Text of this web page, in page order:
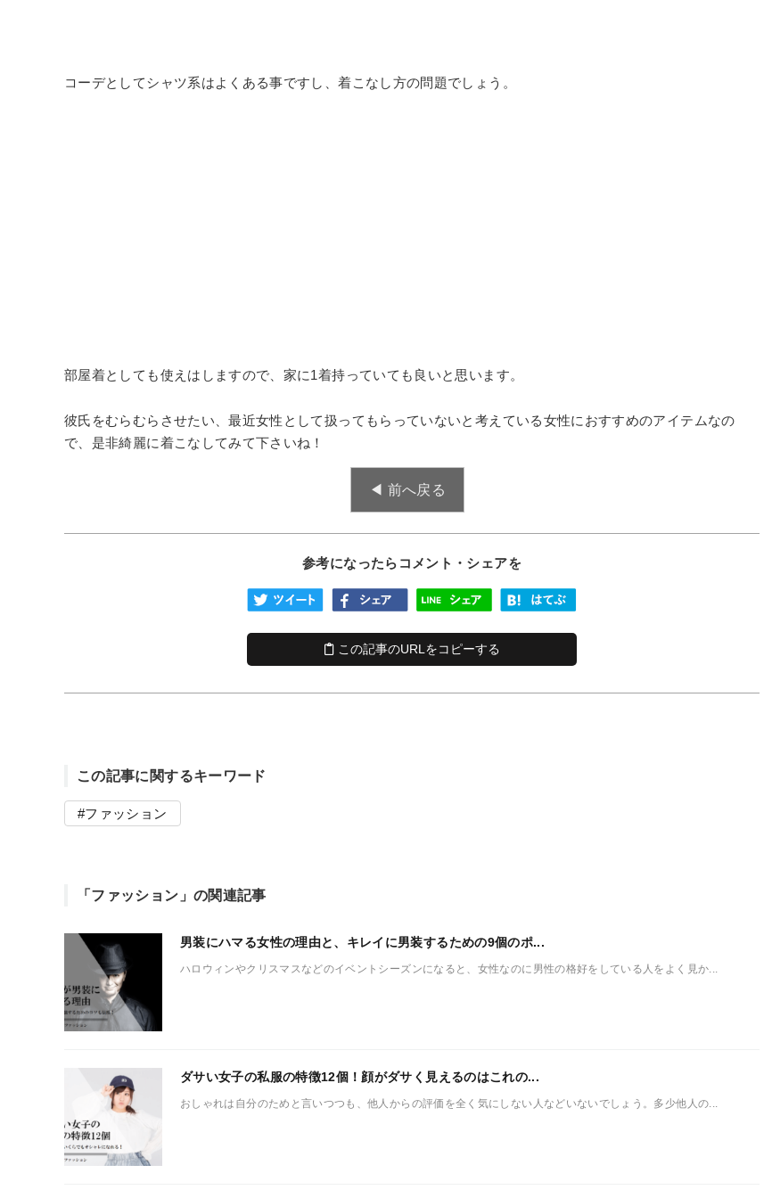
コーデとしてシャツ系はよくある事ですし、着こなし方の問題でしょう。
部屋着としても使えはしますので、家に1着持っていても良いと思います。
彼氏をむらむらさせたい、最近女性として扱ってもらっていないと考えている女性におすすめのアイテムなの
で、是非綺麗に着こなしてみて下さいね！
◀︎ 前へ戻る
参考になったらコメント・シェアを
この記事のURLをコピーする
この記事に関するキーワード
ファッション
「ファッション」の関連記事
男装にハマる女性の理由と、キレイに男装するための9個のポ...
ハロウィンやクリスマスなどのイベントシーズンになると、女性なのに男性の格好をしている人をよく見か...
ダサい女子の私服の特徴12個！顔がダサく見えるのはこれの...
おしゃれは自分のためと言いつつも、他人からの評価を全く気にしない人などいないでしょう。多少他人の...